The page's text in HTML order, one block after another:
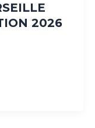
2026